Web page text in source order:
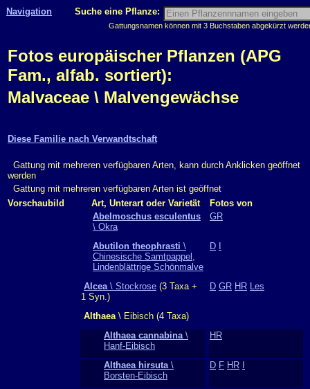
Navigation Suche eine Pflanze:
Gattungsnamen können mit 3 Buchstaben abgekürzt
Fotos europäischer Pflanzen (APG
Fam., alfab. sortiert):
Malvaceae \ Malvengewächse
Diese Familie nach Verwandtschaft
Gattung mit mehreren verfügbaren Arten, kann durch Anklicken geöffnet
werden
Gattung mit mehreren verfügbaren Arten ist geöffnet
Vorschaubild
Art, Unterart oder Varietät
Fotos von
Abelmoschus esculentus
\ Okra
GR
Abutilon theophrasti \
Chinesische Samtpappel,
Lindenblättrige Schönmalve
D
Alcea\ Stockrose (3 Taxa +
1 Syn.)
D GR HR Les
Althaea\ Eibisch (4 Taxa)
Althaea cannabina\
Hanf-Eibisch
HR
Althaea hirsuta\
Borsten-Eibisch
D F HR